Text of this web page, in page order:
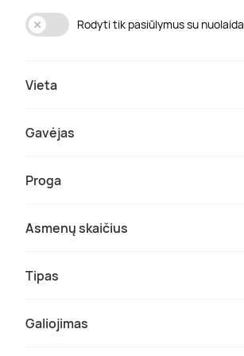
Rodyti tik pasiūlymus su nuolaida
Vieta
Gavėjas
Proga
Asmenų skaičius
Tipas
Galiojimas